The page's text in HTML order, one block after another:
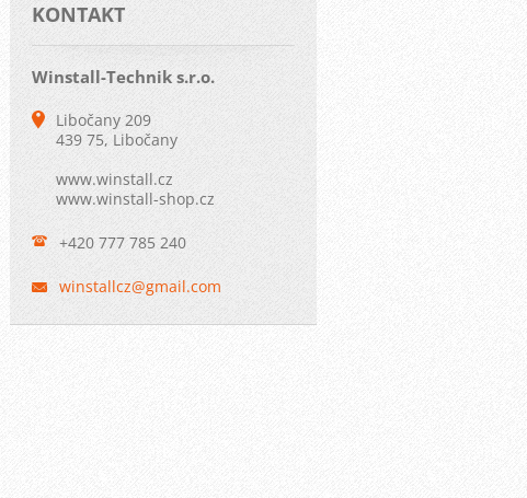
KONTAKT
Winstall-Technik s.r.o.
Libočany 209
439 75, Libočany
www.winstall.cz
www.winstall-shop.cz
+420 777 785 240
winstallcz@gmail.com